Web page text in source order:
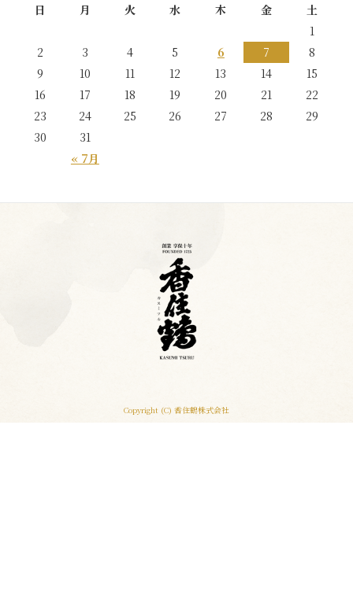
日
月 火 水 木 金 土
« 7月
1
2
3 4 5 6 7
8
9
10 11 12 13 14
15
16
17 18 19 20 21
22
23
24 25 26 27 28
29
30
31
Copyright (C) 香住鶴株式会社